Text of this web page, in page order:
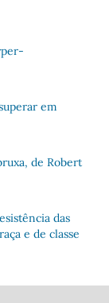
em
de Robert
das
e de classe